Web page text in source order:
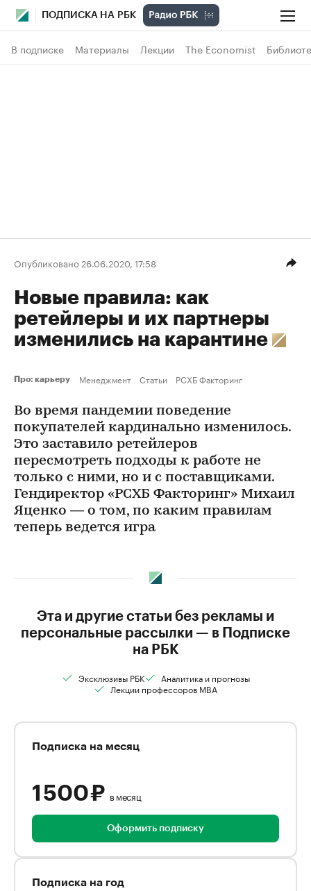
ПОДПИСКА НА РБК
В подписке Материалы Лекции The Economist
Опубликовано 26.06.2020, 17:58
Новые правила: как
ретейлеры и их партнеры
изменились на карантине
Про: карьеру Менеджмент Статьи РСХБ Факторинг
Во время пандемии поведение
покупателей кардинально изменилось.
Это заставило ретейлеров
пересмотреть подходы к работе не
только с ними, но и с поставщиками.
Гендиректор «РСХБ Факторинг» Михаил
Яценко — о том, по каким правилам
теперь ведется игра
Эта и другие статьи без рекламы и
персональные рассылки — в Подписке
на РБК
Эксклюзивы РБК
Аналитика и прогнозы
Лекции профессоров MBA
Подписка на месяц
1 500 ₽ в месяц
Оформить подписку
Подписка на год